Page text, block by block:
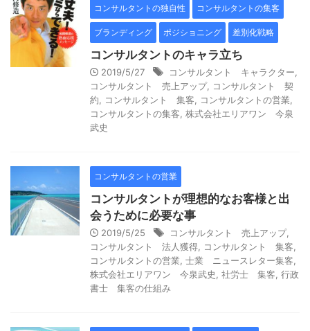
コンサルタントの独自性 コンサルタントの集客
ブランディング ポジショニング 差別化戦略
コンサルタントのキャラ立ち
2019/5/27 コンサルタント キャラクター
コンサルタント 売上アップ, コンサルタント 契
約
コンサルタント 集客 コンサルタントの営業
コンサルタントの集客 株式会社エリアワン 今泉
武史
コンサルタントの営業
コンサルタントが理想的なお客様と出
会うために必要な事
2019/5/25 コンサルタント 売上アップ,
コンサルタント 法人獲得
コンサルタント 集客
コンサルタントの営業 士業 ニュースレター集客
株式会社エリアワン 今泉武史
社労士 集客 行政
書士 集客の仕組み